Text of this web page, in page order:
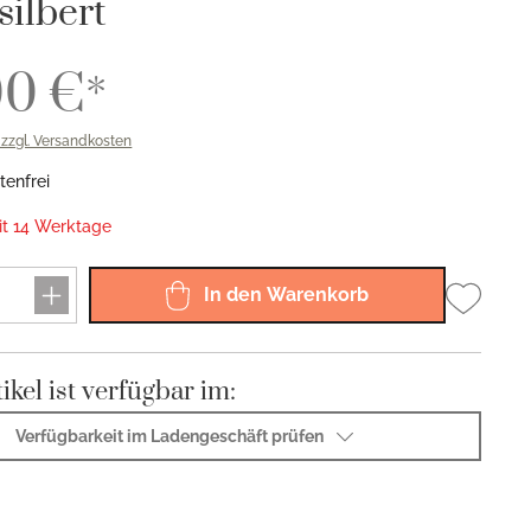
€*
Versandkosten
14 Werktage
In den Warenkorb
ist verfügbar im:
Verfügbarkeit im Ladengeschäft prüfen